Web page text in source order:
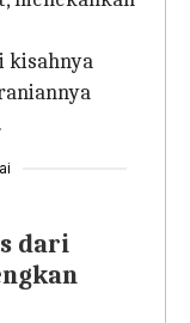
kisahnya
dari